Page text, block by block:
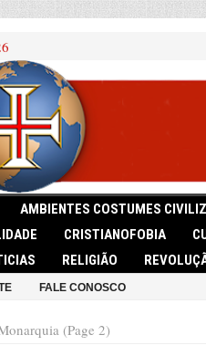
AMBIENTES COSTUMES
CRISTIANOFOBIA
RELIGIÃO
FALE CONOSCO
(Page 2)